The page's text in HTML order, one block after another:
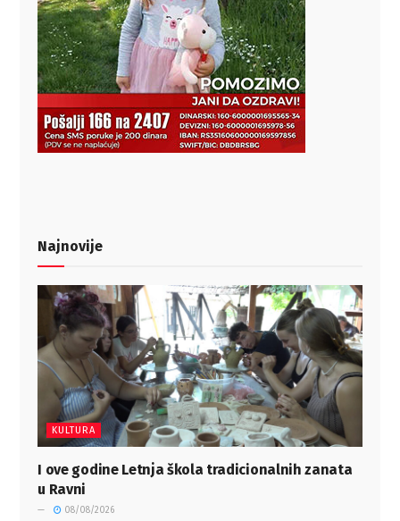
Najnovije
KULTURA
I ove godine Letnja škola tradicionalnih zanata
u Ravni
08/08/2026